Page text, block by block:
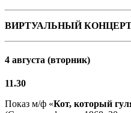
ВИРТУАЛЬНЫЙ
4 августа (вторник)
11.30
Показ м/ф «Кот, который